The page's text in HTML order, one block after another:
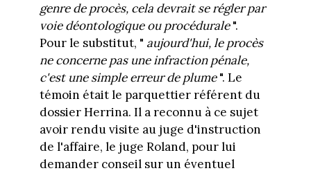
genre de procès, cela devrait se régler par
voie déontologique ou procédurale".
Pour le substitut, " aujourd'hui, le procès
ne concerne pas une infraction pénale,
c'est une simple erreur de plume". Le
témoin était le parquettier référent du
dossier Herrina. Il a reconnu à ce sujet
avoir rendu visite au juge d'instruction
de l'affaire, le juge Roland, pour lui
demander conseil sur un éventuel